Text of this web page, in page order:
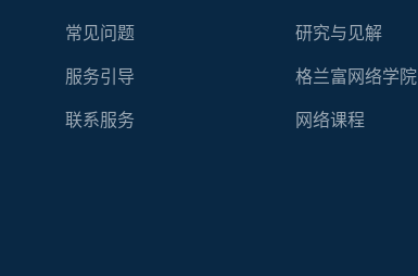
常见问题
服务引导
联系服务
研究与见解
格兰富网络学院
网络课程